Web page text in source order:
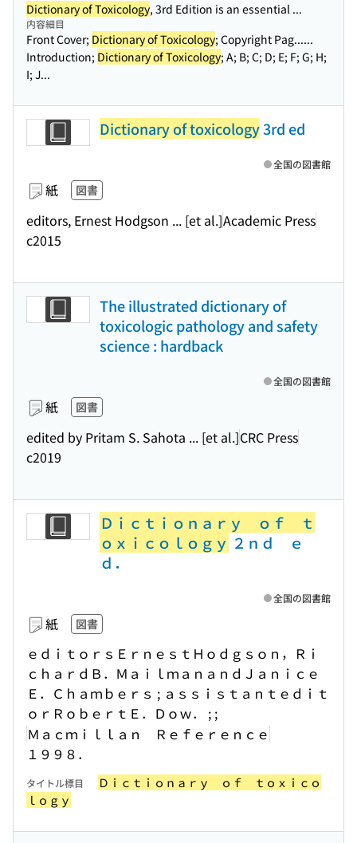
Dictionary of Toxicology, 3rd Edition is an essential ...
内容細目
Front Cover; Dictionary of Toxicology; Copyright Pag......
Introduction; Dictionary of Toxicology; A; B; C; D; E; F; G; H;
I; J...
Dictionary of toxicology3rd ed
紙 図書
editors, Ernest Hodgson ... [et al.]Academic Press
c2015
全国の図書館
The illustrated dictionary of
toxicologic pathology and safety
science : hardback
紙 図書
edited by Pritam S. Sahota ... [et al.]CRC Press
c2019
全国の図書館
Ｄｉｃｔｉｏｎａｒｙ ｏｆ ｔ
ｏｘｉｃｏｌｏｇｙ ２ｎｄ ｅ
ｄ．
紙 図書
ｅｄｉｔｏｒｓＥｒｎｅｓｔＨｏｄｇｓｏｎ，Ｒｉ
ｃｈａｒｄＢ．ＭａｉｌｍａｎａｎｄＪａｎｉｃｅ
Ｅ．Ｃｈａｍｂｅｒｓ ; ａｓｓｉｓｔａｎｔｅｄｉｔ
ｏｒＲｏｂｅｒｔＥ．Ｄｏｗ． ; ;
Ｍａｃｍｉｌｌａｎ Ｒｅｆｅｒｅｎｃｅ
１９９８．
全国の図書館
タイトル標目
Ｄｉｃｔｉｏｎａｒｙ ｏｆ ｔｏｘｉｃｏ
ｌｏｇｙ